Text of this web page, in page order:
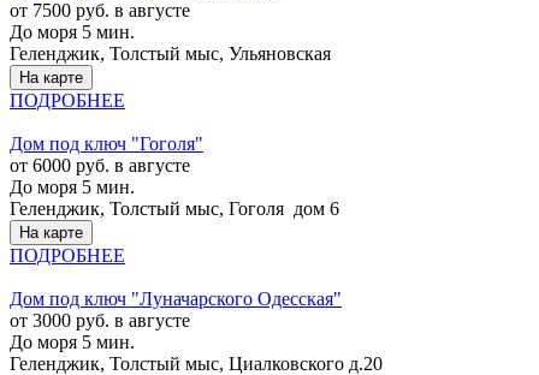
от 7500 руб. в августе
До моря 5 мин.
Геленджик, Толстый мыс, Ульяновская
На карте
ПОДРОБНЕЕ
Дом под ключ "Гоголя"
от 6000 руб. в августе
До моря 5 мин.
Геленджик, Толстый мыс, Гоголя дом 6
На карте
ПОДРОБНЕЕ
Дом под ключ "Луначарского Одесская"
от 3000 руб. в августе
До моря 5 мин.
Геленджик, Толстый мыс, Циалковского д.20